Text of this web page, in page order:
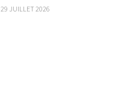
29 JUILLET 2026